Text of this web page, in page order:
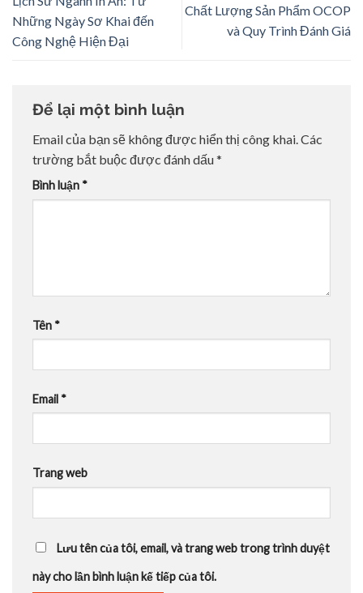
Những Ngày Sơ Khai đến
Công Nghệ Hiện Đại
Chất Lượng Sản Phẩm OCOP
và Quy Trình Đánh Giá
Để lại một bình luận
Email của bạn sẽ không được hiển thị công khai.Các
trường bắt buộc được đánh dấu*
Bình luận *
Tên *
Email *
Trang web
Lưu tên của tôi, email, và trang web trong trình duyệt
này cho lần bình luận kế tiếp của tôi.